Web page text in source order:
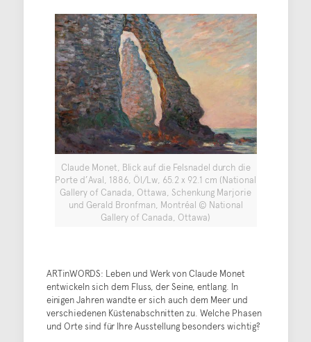
Claude Monet, Blick auf die Felsnadel durch die
Porte d’Aval, 1886, Öl/Lw, 65.2 x 92.1 cm (National
Gallery of Canada, Ottawa, Schenkung Marjorie
und Gerald Bronfman, Montréal © National
Gallery of Canada, Ottawa)
ARTinWORDS: Leben und Werk von Claude Monet
entwickeln sich dem Fluss, der Seine, entlang. In
einigen Jahren wandte er sich auch dem Meer und
verschiedenen Küstenabschnitten zu. Welche Phasen
und Orte sind für Ihre Ausstellung besonders wichtig?